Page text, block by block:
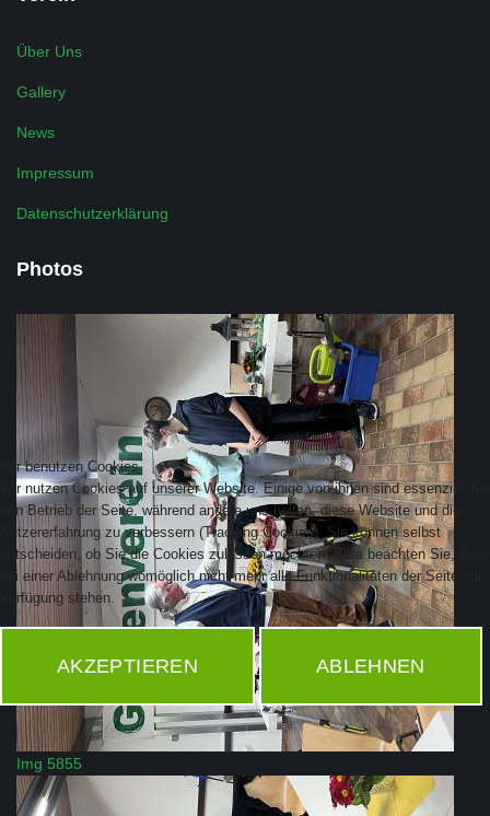
Über Uns
Gallery
News
Impressum
Datenschutzerklärung
Photos
Img 5855
Wir benutzen Cookies
Wir nutzen Cookies auf unserer Website. Einige von ihnen sind essenziell für
den Betrieb der Seite, während andere uns helfen, diese Website und die
Nutzererfahrung zu verbessern (Tracking Cookies). Sie können selbst
entscheiden, ob Sie die Cookies zulassen möchten. Bitte beachten Sie, dass
bei einer Ablehnung womöglich nicht mehr alle Funktionalitäten der Seite zur
Verfügung stehen.
AKZEPTIEREN ABLEHNEN